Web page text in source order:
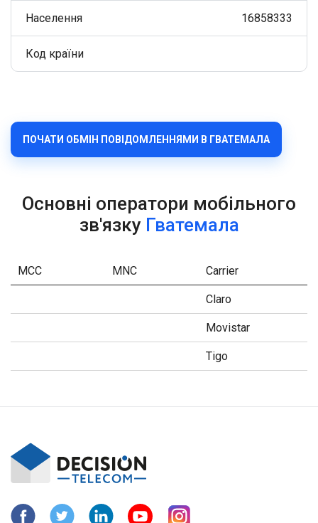
Населення 16858333
Код країни
ПОЧАТИ ОБМІН ПОВІДОМЛЕННЯМИ В ГВАТЕМАЛА
Основні оператори мобільного
зв'язку Гватемала
MCC MNC Carrier
Claro
Movistar
Tigo